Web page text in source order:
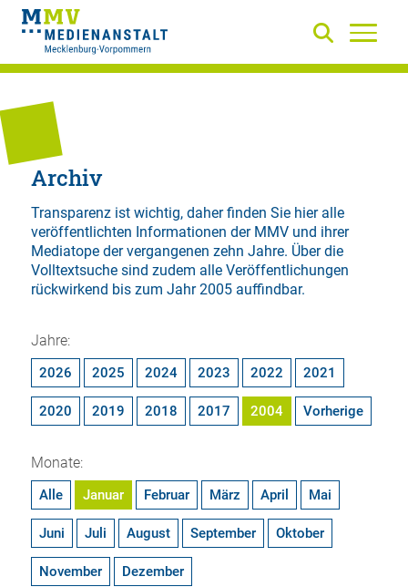
Archiv
Transparenz ist wichtig, daher finden Sie hier alle
veröffentlichten Informationen der MMV und ihrer
Mediatope der vergangenen zehn Jahre. Über die
Volltextsuchesind zudem alle Veröffentlichungen
rückwirkend bis zum Jahr 2005 auffindbar.
Jahre:
2026 2025 2024 2023 2022 2021
2020 2019 2018 2017 2004 Vorherige
Monate:
Alle Januar Februar März April Mai
Juni Juli August September Oktober
November Dezember